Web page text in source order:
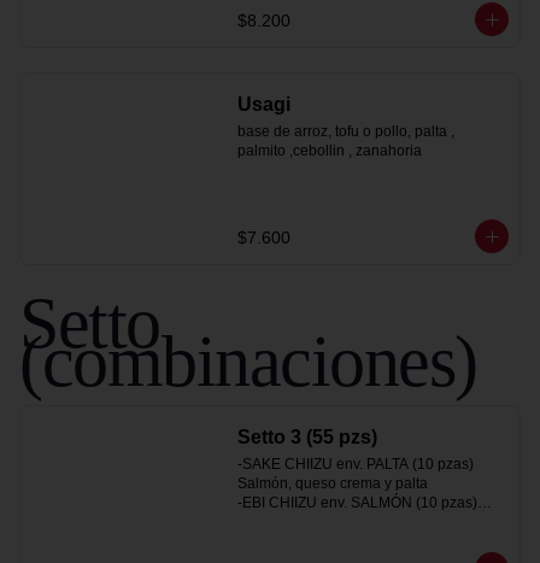
$8.200
Usagi
base de arroz, tofu o pollo, palta ,
palmito ,cebollin , zanahoria
$7.600
Setto
(combinaciones)
Setto 3 (55 pzs)
-SAKE CHIIZU env. PALTA (10 pzas)
Salmón, queso crema y palta
-EBI CHIIZU env. SALMÓN (10 pzas)